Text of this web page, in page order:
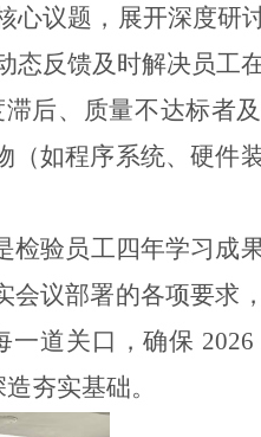
心议题，展开深度研
反馈及时解决员工
后、质量不达标者
（如程序系统、硬件
检验员工四年学习成
会议部署的各项要求
一道关口，确保
夯实基础。